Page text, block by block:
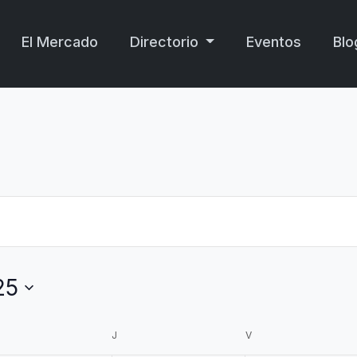
El Mercado Directorio Eventos
J V